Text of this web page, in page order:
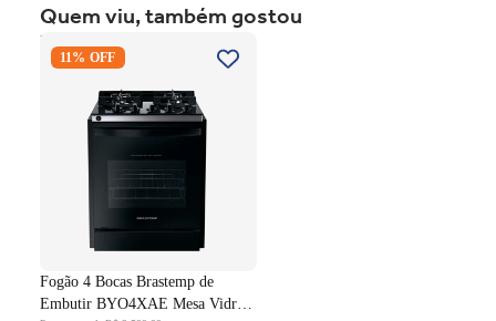
Quem viu, também gostou
Fogão 4 Bocas Brastemp de
Embutir BYO4XAE Mesa
Fundido Dupla Chama Preto
11% OFF
Fogão 4 Bocas Brastemp de
Embutir BYO4XAE Mesa Vidro